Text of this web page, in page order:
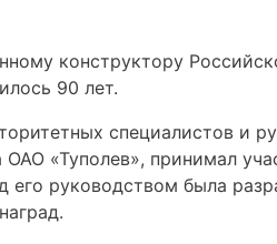
конструктору
90 лет.
специалистов и
«Туполев», принимал
его руководством была